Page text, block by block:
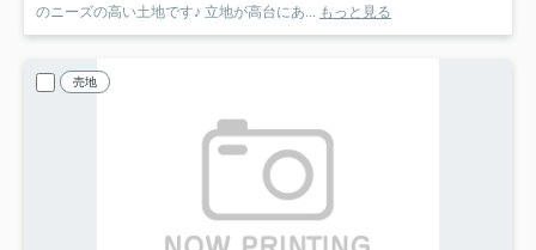
のニーズの高い土地です♪ 立地が高台にあ...
もっと見る
売地